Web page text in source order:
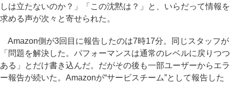
しは立たないのか？」「この沈黙は？」と、いらだって情報を
求める声が次々と寄せられた。
Amazon側が3回目に報告したのは7時17分。同じスタッフが
「問題を解決した。パフォーマンスは通常のレベルに戻りつつ
ある」とだけ書き込んだ。だがその後も一部ユーザーからエラ
ー報告が続いた。Amazonが“サービスチーム”として報告した